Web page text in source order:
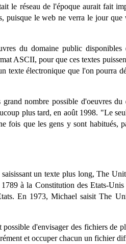
le réseau de l'époque aurait fait
puisque le web ne verra le jour que
du domaine public
ASCII, pour que ces textes
texte électronique que l'on pourra
nombre possible d'oeuvres
plus tard, en août 1998. "Le
fois que les gens y sont habitués,
un texte plus long, The
à la Constitution des Etats-
En 1973, Michael saisit The
d'envisager des fichiers de
et occuper chacun un fichier